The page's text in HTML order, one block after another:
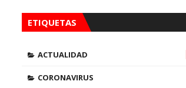
ETIQUETAS
ACTUALIDAD
CORONAVIRUS